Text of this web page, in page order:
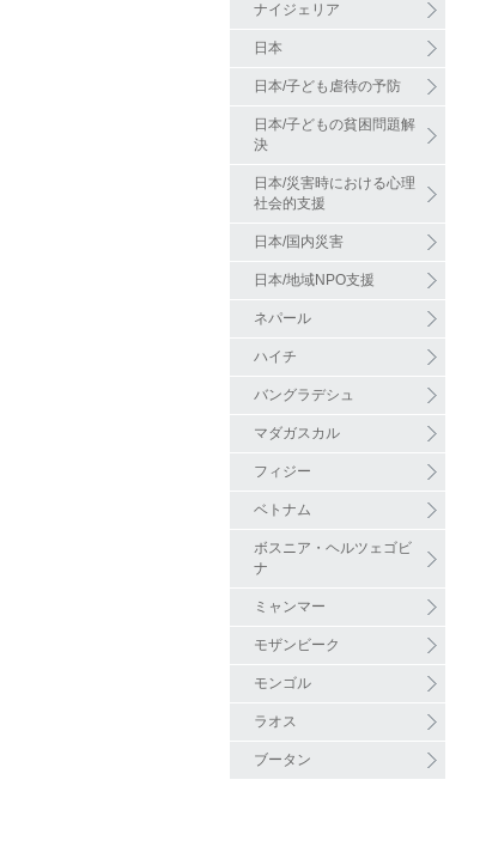
ナイジェリア
日本
日本/子ども虐待の予防
日本/子どもの貧困問題解
決
日本/災害時における心理
社会的支援
日本/国内災害
日本/地域NPO支援
ネパール
ハイチ
バングラデシュ
マダガスカル
フィジー
ベトナム
ボスニア・ヘルツェゴビ
ナ
ミャンマー
モザンビーク
モンゴル
ラオス
ブータン